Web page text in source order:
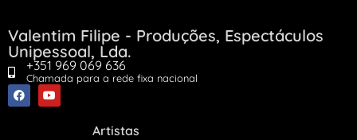
Valentim Filipe - Produções, Espectáculos
Unipessoal, Lda.
+351 969 069 636
Chamada para a rede fixa nacional
Artistas